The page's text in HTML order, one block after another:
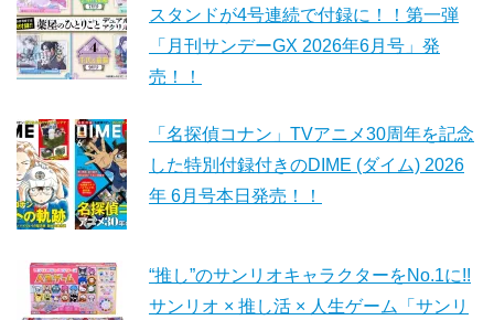
スタンドが4号連続で付録に！！第一弾
「月刊サンデーGX 2026年6月号」発
売！！
「名探偵コナン」TVアニメ30周年を記念
した特別付録付きのDIME (ダイム) 2026
年 6月号本日発売！！
“推し”のサンリオキャラクターをNo.1に!!
サンリオ × 推し活 × 人生ゲーム「サンリ